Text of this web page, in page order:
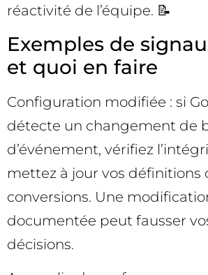
réactivité de l’équipe. 📝
Exemples de
et quoi en faire
Configuration modifiée : si
détecte un changement de
d’événement, vérifiez
mettez à jour vos définitions
conversions. Une
documentée peut fausser
décisions.